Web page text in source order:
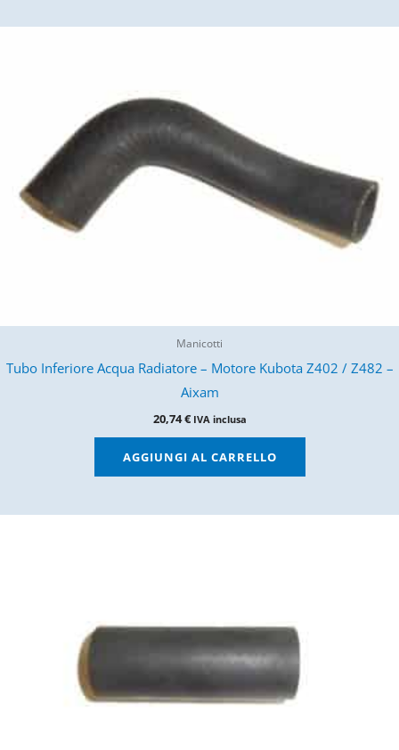
Manicotti
Tubo Inferiore Acqua Radiatore – Motore Kubota Z402 / Z482 –
Aixam
20,74€ IVA inclusa
AGGIUNGI AL CARRELLO